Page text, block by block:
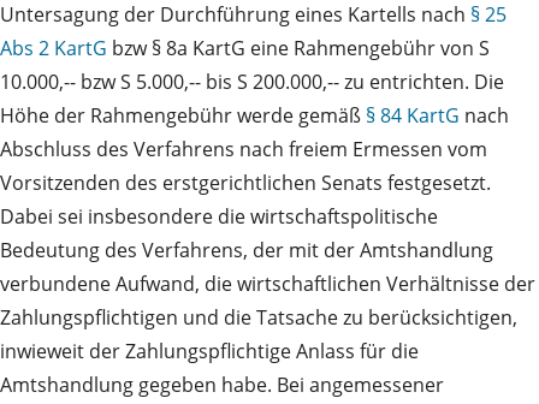
Untersagung der Durchführung eines Kartells nach § 25
Abs 2 KartG bzw § 8a KartG eine Rahmengebühr von S
10.000,-- bzw S 5.000,-- bis S 200.000,-- zu entrichten. Die
Höhe der Rahmengebühr werde gemäß § 84 KartG nach
Abschluss des Verfahrens nach freiem Ermessen vom
Vorsitzenden des erstgerichtlichen Senats festgesetzt.
Dabei sei insbesondere die wirtschaftspolitische
Bedeutung des Verfahrens, der mit der Amtshandlung
verbundene Aufwand, die wirtschaftlichen Verhältnisse der
Zahlungspflichtigen und die Tatsache zu berücksichtigen,
inwieweit der Zahlungspflichtige Anlass für die
Amtshandlung gegeben habe. Bei angemessener